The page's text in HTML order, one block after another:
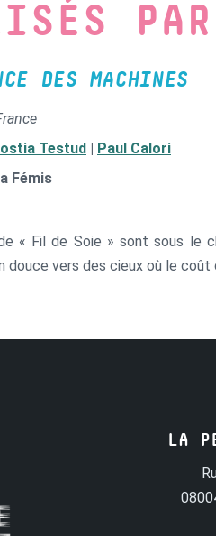
DES MACHINES
Testud | Paul Calori
Fémis
« Fil de Soie » sont sous le
douce vers des cieux où le coût
LA